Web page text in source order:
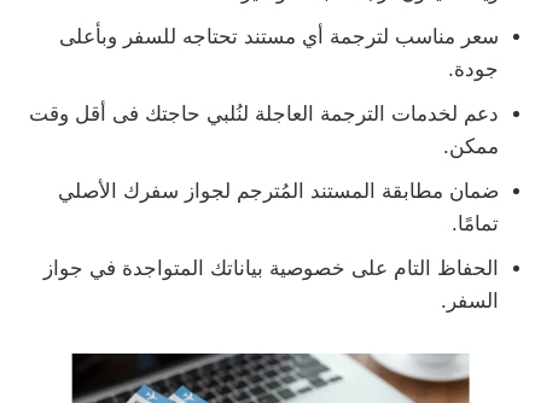
سعر مناسب لترجمة أي مستند تحتاجه للسفر وبأعلى
جودة.
دعم لخدمات الترجمة العاجلة لنُلبي حاجتك فى أقل وقت
ممكن.
ضمان مطابقة المستند المُترجم لجواز سفرك الأصلي
تمامًا.
الحفاظ التام على خصوصية بياناتك المتواجدة في جواز
السفر.